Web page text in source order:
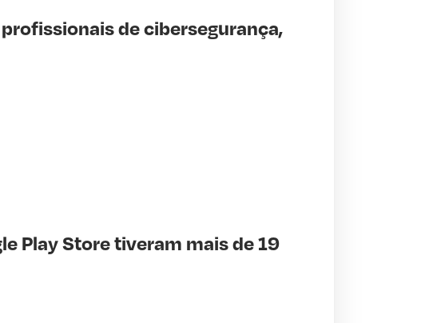
de cibersegurança,
Play Store tiveram mais de 19